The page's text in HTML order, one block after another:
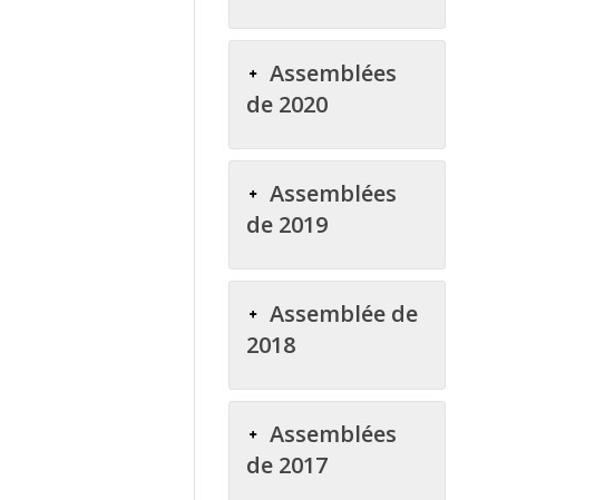
Assemblées
de 2020
Assemblées
de 2019
Assemblée de
2018
Assemblées
de 2017